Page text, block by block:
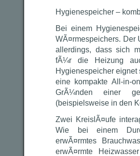
Hygienespeicher –
Bei einem
WÃ¤rmespeichers. Der
allerdings, dass sich
fÃ¼r die Heizung
Hygienespeicher
eine kompakte All-in-
GrÃ¼nden einer
(beispielsweise in den
Zwei KreislÃ¤ufe
Wie bei einem
erwÃ¤rmtes
erwÃ¤rmte